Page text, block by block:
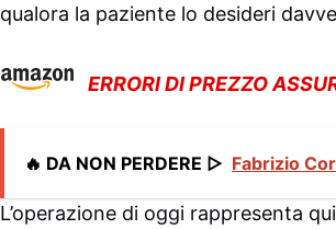
qualora la paziente lo desideri
ERRORI DI PREZZO
🔥 DA NON PERDERE ▷ Fabrizio
L’operazione di oggi rappresenta